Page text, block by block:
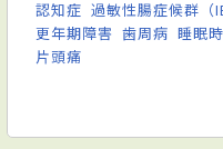
認知症 過敏性腸症候群（
更年期障害 歯周病 睡眠
片頭痛